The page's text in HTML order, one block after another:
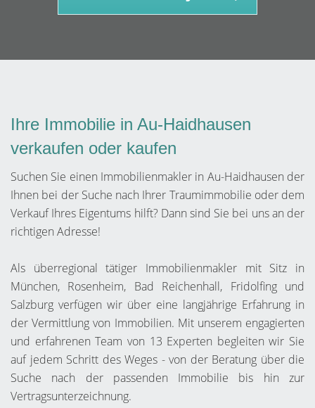
Ihre Immobilie in Au-Haidhausen
verkaufen oder kaufen
Suchen Sie einen Immobilienmakler in Au-Haidhausen der
Ihnen bei der Suche nach Ihrer Traumimmobilie oder dem
Verkauf Ihres Eigentums hilft? Dann sind Sie bei uns an der
richtigen Adresse!
Als überregional tätiger Immobilienmakler mit Sitz in
München, Rosenheim, Bad Reichenhall, Fridolfing und
Salzburg verfügen wir über eine langjährige Erfahrung in
der Vermittlung von Immobilien. Mit unserem engagierten
und erfahrenen Team von 13 Experten begleiten wir Sie
auf jedem Schritt des Weges - von der Beratung über die
Suche nach der passenden Immobilie bis hin zur
Vertragsunterzeichnung.